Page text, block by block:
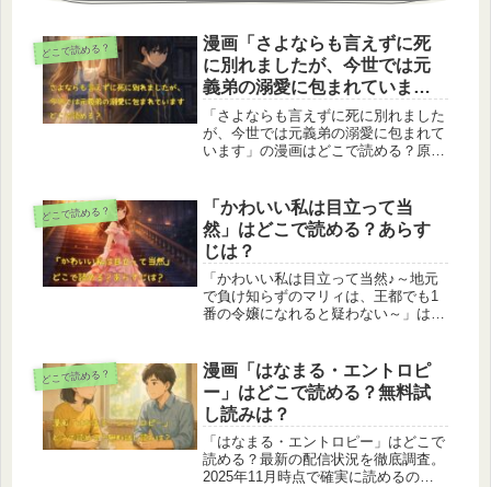
どこで読める？
漫画「さよならも言えずに死
に別れましたが、今世では元
義弟の溺愛に包まれていま
す」はどこで読める？
「さよならも言えずに死に別れました
が、今世では元義弟の溺愛に包まれて
います」の漫画はどこで読める？原作
ミックシーモア、ブックライブ、ブッ
コミ、Renta！など主要電子書籍サイ
トごとに徹底調査。読めるサイト・読
めないサイトを一覧表でわかりやすく
まとめています。
どこで読める？
「かわいい私は目立って当
然」はどこで読める？あらす
じは？
「かわいい私は目立って当然♪～地元
で負け知らずのマリィは、王都でも1
番の令嬢になれると疑わない～」はど
コミなど電子書籍ストアの配信有無を
正確にまとめました。読めるサイト・
読めないサイトを一覧表で分かりやす
く解説し、確実に読める方法も紹介し
ています。電子専売作品のため、配信
状況を知りたい方は必見です。
どこで読める？
漫画「はなまる・エントロピ
ー」はどこで読める？無料試
し読みは？
「はなまる・エントロピー」はどこで
読める？最新の配信状況を徹底調査。
2025年11月時点で確実に読めるの